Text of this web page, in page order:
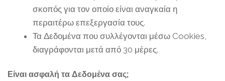
σκοπός για τον οποίο είναι αναγκαία η
περαιτέρω επεξεργασία τους.
Τα Δεδομένα που συλλέγονται μέσω Cookies,
διαγράφονται μετά από 30 μέρες.
Είναι ασφαλή τα Δεδομένα σας;